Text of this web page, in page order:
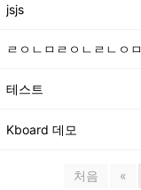
jsjs
ㄹㅇㄴㅁㄹㅇㄴㄹㄴㅇㅁ
테스트
Kboard 데모
처음 «